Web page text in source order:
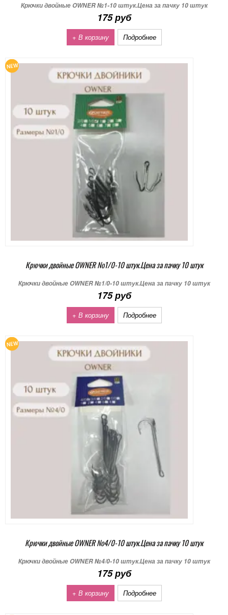
Крючки двойные OWNER №1-10 штук.Цена за пачку 10 штук
175 руб
+ В корзину Подробнее
Крючки двойные OWNER №1/0-10 штук.Цена за пачку 10 штук
Крючки двойные OWNER №1/0-10 штук.Цена за пачку 10 штук
175 руб
+ В корзину Подробнее
Крючки двойные OWNER №4/0-10 штук.Цена за пачку 10 штук
Крючки двойные OWNER №4/0-10 штук.Цена за пачку 10 штук
175 руб
+ В корзину Подробнее